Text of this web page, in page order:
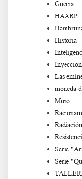
Guerra
HAARP
Historia
Las
moneda
Muro
Radiación
Serie
Serie